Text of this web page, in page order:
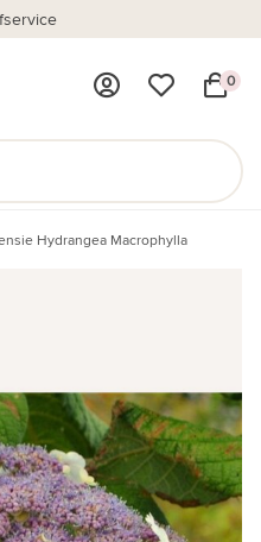
0
Hydrangea Macrophylla